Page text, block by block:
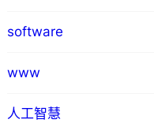
software
www
人工智慧